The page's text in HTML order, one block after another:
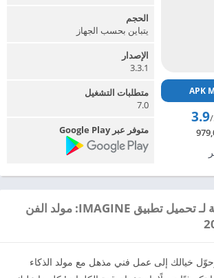
3.9
الحجم
يتباين بحسب الجهاز
الإصدار
3.3.1
متطلبات التشغيل
7.0
متوفر عبر Google Play
التفاصيل والمراجعة لـ تحميل تطبيق IMAGINE: مولد الفن
خيالك إلى عمل فني مذهل مع مولد الذكاء